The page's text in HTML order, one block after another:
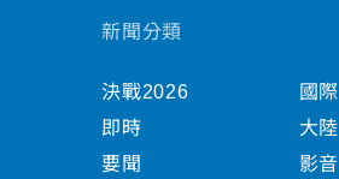
新聞分類
決戰2026
即時
要聞
國際
大陸
影音